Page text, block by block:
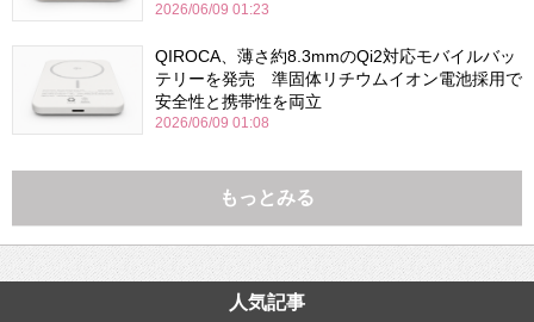
2026/06/09 01:23
QIROCA、薄さ約8.3mmのQi2対応モバイルバッ
テリーを発売 準固体リチウムイオン電池採用で
安全性と携帯性を両立
2026/06/09 01:08
もっとみる
人気記事